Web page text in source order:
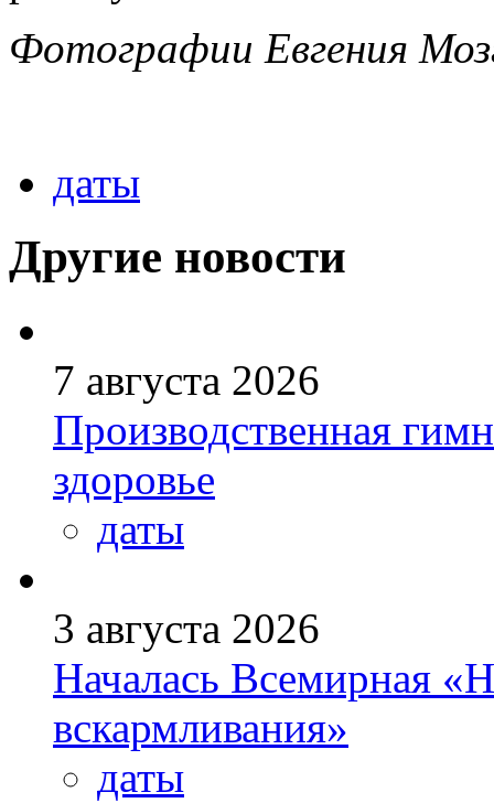
Фотографии Евгения
даты
Другие новости
7 августа 2026
Производственная
здоровье
даты
3 августа 2026
Началась Всемирная
вскармливания»
даты